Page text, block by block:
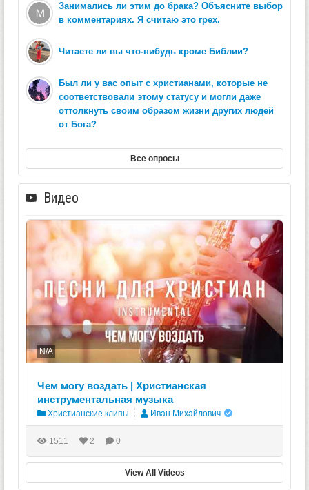
Занимались ли этим до брака? Объясните выбор
в комментариях. Я считаю это грех.
Читаете ли вы что-нибудь кроме Библии?
Был ли у вас опыт с христианами, которые не
соответствовали этому статусу и могли даже
оттолкнуть своим образом жизни других людей
от Бога?
Все опросы
Видео
N/A
Чем могу воздать | Христианская
инструментальная музыка
Христианские клипы Иван Михайлович
1511 2 0
View All Videos